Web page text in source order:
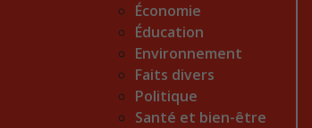
Économie
Éducation
Environnement
Faits divers
Politique
Santé et bien-être